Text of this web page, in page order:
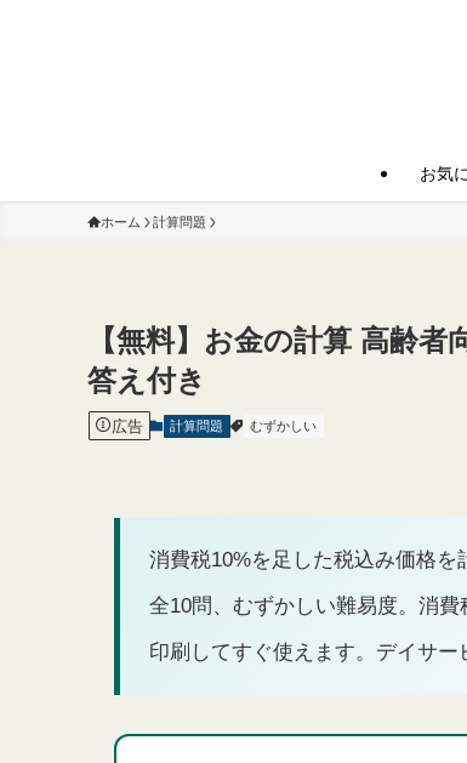
お気
ホーム 計算問題
【無料】お金の計算 高齢
答え付き
広告 計算問題 むずかしい
消費税10%を足した税込み価格を
全10問、むずかしい難易度。消費
印刷してすぐ使えます。デイサー